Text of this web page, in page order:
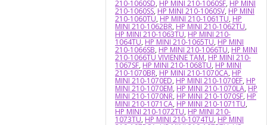
210-1060SD, HP MINI 210-1060SF, HP MINI
210-1060SS, HP MINI 210-1060SV, HP MINI
210-1060TU, HP MINI 210-1061TU, HP
MINI 210-1062BR, HP MINI 210-1062TU,
HP MINI 210-1063TU, HP MINI 210-
1064TU, HP MINI 210-1065TU, HP MINI
210-1066SB, HP MINI 210-1066TU, HP MINI
210-1066TU VIVIENNE TAM, HP MINI 210-
1067SF, HP MINI 210-1068TU, HP MINI
210-1070BR, HP MINI 210-1070CA, HP
MINI 210-1070ED, HP MINI 210-1070EF, HP
MINI 210-1070EM, HP MINI 210-1070LA, HP
MINI 210-1070NR, HP MINI 210-1070SF, HP
MINI 210-1071CA, HP MINI 210-1071TU,
HP MINI 210-1072TU, HP MINI 210-
1073TU, HP MINI 210-1074TU, HP MINI